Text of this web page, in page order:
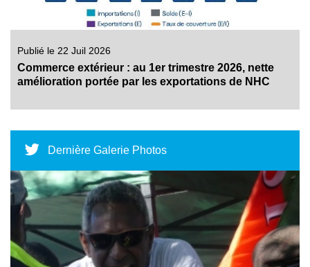
Publié le 22 Juil 2026
Commerce extérieur : au 1er trimestre 2026, nette
amélioration portée par les exportations de NHC
Dernière Galerie Photos